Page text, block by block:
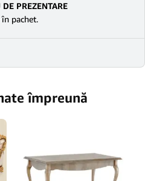
PREZENTARE
pachet.
împreună